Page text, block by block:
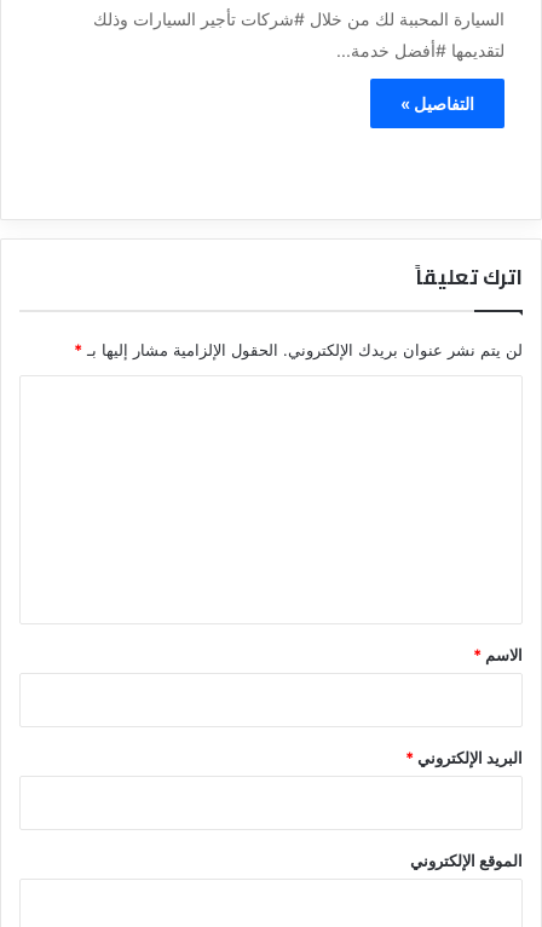
السيارة المحببة لك من خلال #شركات تأجير السيارات وذلك
لتقديمها #أفضل خدمة...
التفاصيل »
اترك تعليقاً
لن يتم نشر عنوان بريدك الإلكتروني. الحقول الإلزامية مشار إليها بـ*
*
الاسم *
البريد الإلكتروني*
الموقع الإلكتروني